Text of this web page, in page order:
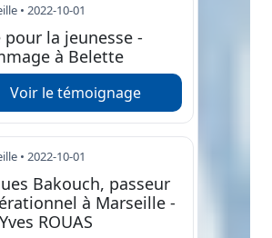
• 2022-10-01
pour la jeunesse -
à Belette
Voir le témoignage
• 2022-10-01
Bakouch, passeur
à Marseille -
ROUAS